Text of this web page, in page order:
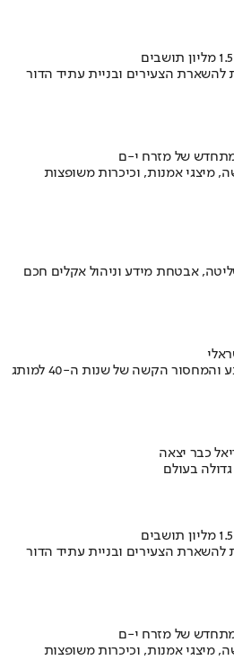
להשארת הצעירים ובניית עתיד הדור
של מזרח י-ם
מיצגי אמנות, וכיכרות משופצות
אבטחת מידע וניהול אקלים חכם
איך אסם הפכה את תקופת הצנע והמחסור הקשה של שנות ה-40 למותג
כבר יצאה
בעולם
להשארת הצעירים ובניית עתיד הדור
של מזרח י-ם
מיצגי אמנות, וכיכרות משופצות